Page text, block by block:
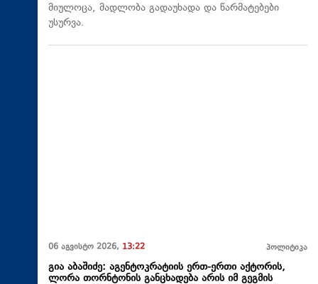
მიულოცა, მადლობა გადაუხადა და წარმატებები
უსურვა.
06 აგვისტო 2026, 13:22 პოლიტიკა
გია აბაშიძე: აგენტოკრატიის ერთ-ერთი აქტორის,
ლორა თორნტონის განცხადება არის იმ გეგმის